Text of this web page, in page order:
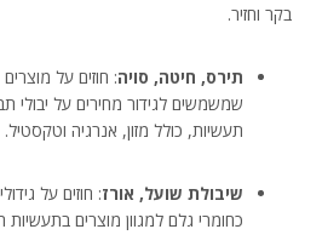
בקר וחזיר.
תירס, חיטה, סויה: חוזים על
שמשמשים לגידור מחירים על יבולי
תעשיות, כולל מזון, אנרגיה וטקסטיל.
שיבולת שועל, אורז: חוזים על
כחומרי גלם למגוון מוצרים בתעשיות